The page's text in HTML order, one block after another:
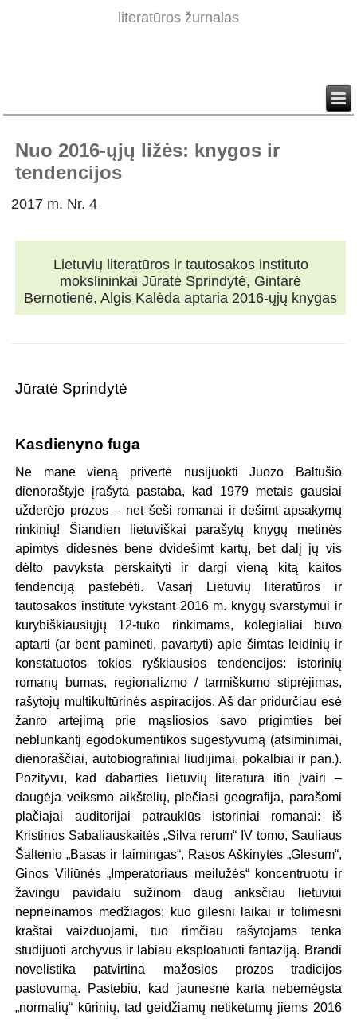
literatūros žurnalas
Nuo 2016-ųjų ližės: knygos ir
tendencijos
2017 m. Nr. 4
Lietuvių literatūros ir tautosakos instituto
mokslininkai Jūratė Sprindytė, Gintarė
Bernotienė, Algis Kalėda aptaria 2016-ųjų knygas
Jūratė Sprindytė
Kasdienyno fuga
Ne mane vieną privertė nusijuokti Juozo Baltušio
dienoraštyje įrašyta pastaba, kad 1979 metais gausiai
užderėjo prozos – net šeši romanai ir dešimt apsakymų
rinkinių! Šiandien lietuviškai parašytų knygų metinės
apimtys didesnės bene dvidešimt kartų, bet dalį jų vis
dėlto pavyksta perskaityti ir dargi vieną kitą kaitos
tendenciją pastebėti. Vasarį Lietuvių literatūros ir
tautosakos institute vykstant 2016 m. knygų svarstymui ir
kūrybiškiausiųjų 12-tuko rinkimams, kolegialiai buvo
aptarti (ar bent paminėti, pavartyti) apie šimtas leidinių ir
konstatuotos tokios ryškiausios tendencijos: istorinių
romanų bumas, regionalizmo / tarmiškumo stiprėjimas,
rašytojų multikultūrinės aspiracijos. Aš dar pridurčiau esė
žanro artėjimą prie mąsliosios savo prigimties bei
neblunkantį egodokumentikos sugestyvumą (atsiminimai,
dienoraščiai, autobiografiniai liudijimai, pokalbiai ir pan.).
Pozityvu, kad dabarties lietuvių literatūra itin įvairi –
daugėja veiksmo aikštelių, plečiasi geografija, parašomi
plačiajai auditorijai patrauklūs istoriniai romanai: iš
Kristinos Sabaliauskaitės „Silva rerum“ IV tomo, Sauliaus
Šaltenio „Basas ir laimingas“, Rasos Aškinytės „Glesum“,
Ginos Viliūnės „Imperatoriaus meilužės“ koncentruotu ir
žavingu pavidalu sužinom daug anksčiau lietuviui
neprieinamos medžiagos; kuo gilesni laikai ir tolimesni
kraštai vaizduojami, tuo rimčiau rašytojams tenka
studijuoti archyvus ir labiau eksploatuoti fantaziją. Brandi
novelistika patvirtina mažosios prozos tradicijos
pastovumą. Pastebiu, kad jaunesnė karta nebemėgsta
„normalių“ kūrinių, tad geidžiamų netikėtumų jiems 2016